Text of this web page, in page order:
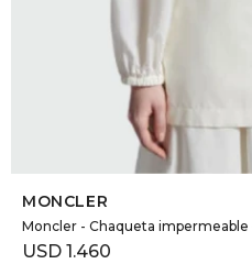
MONCLER
Moncler - Chaqueta impermeable
USD 1.460